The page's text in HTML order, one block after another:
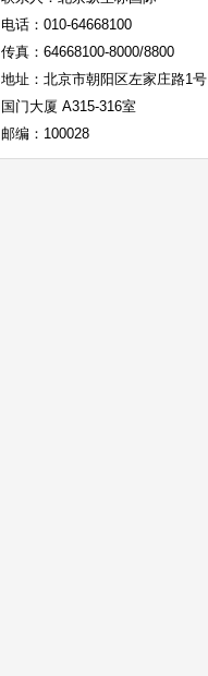
电话：010-64668100
传真：64668100-8000/8800
地址：北京市朝阳区左家庄路1号
国门大厦 A315-316室
邮编：100028